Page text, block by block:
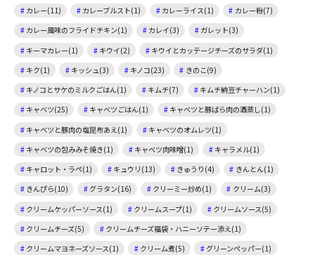
カレー(11)
カレーブルスト(1) カレーライス(1)
カレー粉(7)
カレー風味のフライドチキン(1)
カレイ(3)
ガレット(3)
キーマカレー(1)
キウイ(2)
キウイとカッテージチーズのサラダ(1)
キク(1)
キッシュ(3) キノコ(23)
きのこ(9)
キノコとサケのミルクごはん(1)
キムチ(7)
キムチ納豆チャーハン(1)
キャベツ(25)
キャベツごはん(1)
キャベツと豚ばら肉の酒蒸し(1)
キャベツと豚肉の塩昆布あえ(1)
キャベツのオムレツ(1)
キャベツの包みみそ焼き(1)
キャベツ肉味噌(1)
キャラメル(1)
キャロット・ラペ(1)
キュウリ(13) きゅうり(4)
きんとん(1)
きんぴら(10)
グラタン(16) クリーミー炒め(1)
クリーム(3)
クリームケッパーソース(1)
クリームスープ(1)
クリームソース(5)
クリームチーズ(5)
クリームチーズ福袋・ハニーソテー添え(1)
クリームマヨネーズソース(1)
クリーム煮(5)
グリーンペッパー(1)